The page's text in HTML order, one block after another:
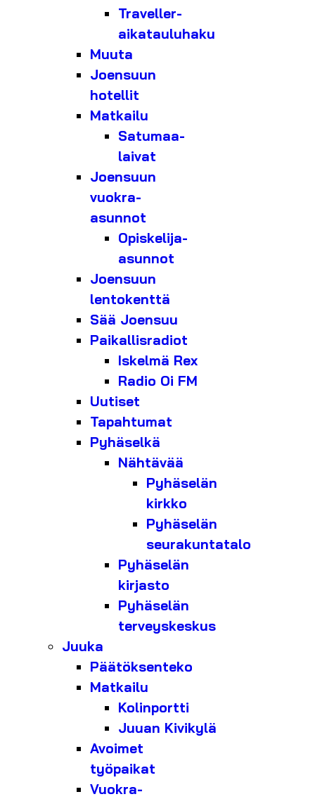
Traveller-
aikatauluhaku
Muuta
Joensuun
hotellit
Matkailu
Satumaa-
laivat
Joensuun
vuokra-
asunnot
Opiskelija-
asunnot
Joensuun
lentokenttä
Sää Joensuu
Paikallisradiot
Iskelmä Rex
Radio Oi FM
Uutiset
Tapahtumat
Pyhäselkä
Nähtävää
Pyhäselän
kirkko
Pyhäselän
seurakuntatalo
Pyhäselän
kirjasto
Pyhäselän
terveyskeskus
Juuka
Päätöksenteko
Matkailu
Kolinportti
Juuan Kivikylä
Avoimet
työpaikat
Vuokra-